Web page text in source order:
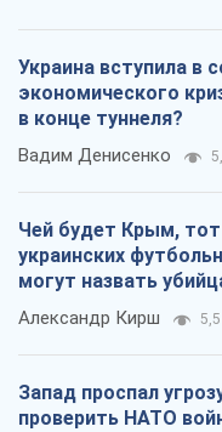
Украина вступила в
экономического
в конце туннеля?
Вадим Денисенко
Чей будет Крым,
украинских
могут назвать
Александр Кирш 5,5
Запад проспал
проверить НАТО